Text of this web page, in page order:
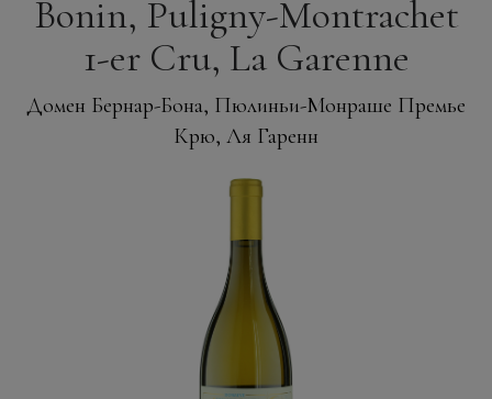
Bonin, Puligny-Montrachet
1-er Cru, La Garenne
Домен Бернар-Бона, Пюлиньи-Монраше Премье
Крю, Ля Гаренн